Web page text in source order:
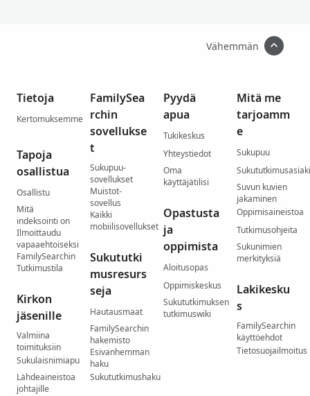
Vähemmän
Tietoja
Kertomuksemme
Tapoja
osallistua
Osallistu
Mitä
indeksointi on
Ilmoittaudu
vapaaehtoiseksi
FamilySearchin
Tutkimustila
Kirkon
jäsenille
Valmiina
toimituksiin
Sukulaisnimiapu
Lähdeaineistoa
johtajille
FamilySea
rchin
sovellukse
t
Sukupuu-
sovellukset
Muistot-
sovellus
Kaikki
mobiilisovellukset
Sukututki
musresurs
seja
Hautausmaat
FamilySearchin
hakemisto
Esivanhemman
haku
Sukututkimushaku
Pyydä
apua
Tukikeskus
Yhteystiedot
Oma
käyttäjätilisi
Opastusta
ja
oppimista
Aloitusopas
Oppimiskeskus
Sukututkimuksen
tutkimuswiki
Mitä me
tarjoamm
e
Sukupuu
Suvun kuvien
jakaminen
Oppimisaineistoa
Tutkimusohjeita
Sukunimien
merkityksiä
Lakikesku
s
FamilySearchin
käyttöehdot
Tietosuojailmoitus